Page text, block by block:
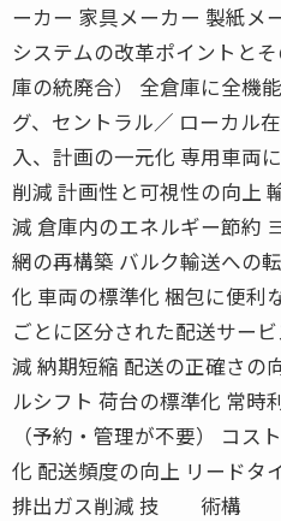
ーカー 家具メーカー 製紙
システムの改革ポイントと
庫の統廃合） 全倉庫に全機
グ、セントラル／ ローカル
入、計画の一元化 専用車両
削減 計画性と可視性の向上
減 倉庫内のエネルギー節約
網の再構築 バルク輸送への
化 車両の標準化 梱包に便利
ごとに区分された配送サー
減 納期短縮 配送の正確さの
ルシフト 荷台の標準化 常時
（予約・管理が不要） コス
化 配送頻度の向上 リードタ
排出ガス削減 技 術構 造